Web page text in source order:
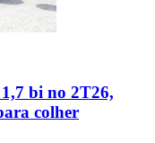
bi no 2T26,
colher